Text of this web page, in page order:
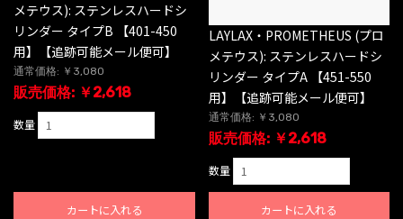
メテウス): ステンレスハードシ
リンダー タイプB 【401-450
用】【追跡可能メール便可】
通常価格: ￥3,080
販売価格: ￥2,618
数量
カートに入れる
LAYLAX・PROMETHEUS (プロ
メテウス): ステンレスハードシ
リンダー タイプA 【451-550
用】【追跡可能メール便可】
通常価格: ￥3,080
販売価格: ￥2,618
数量
カートに入れる